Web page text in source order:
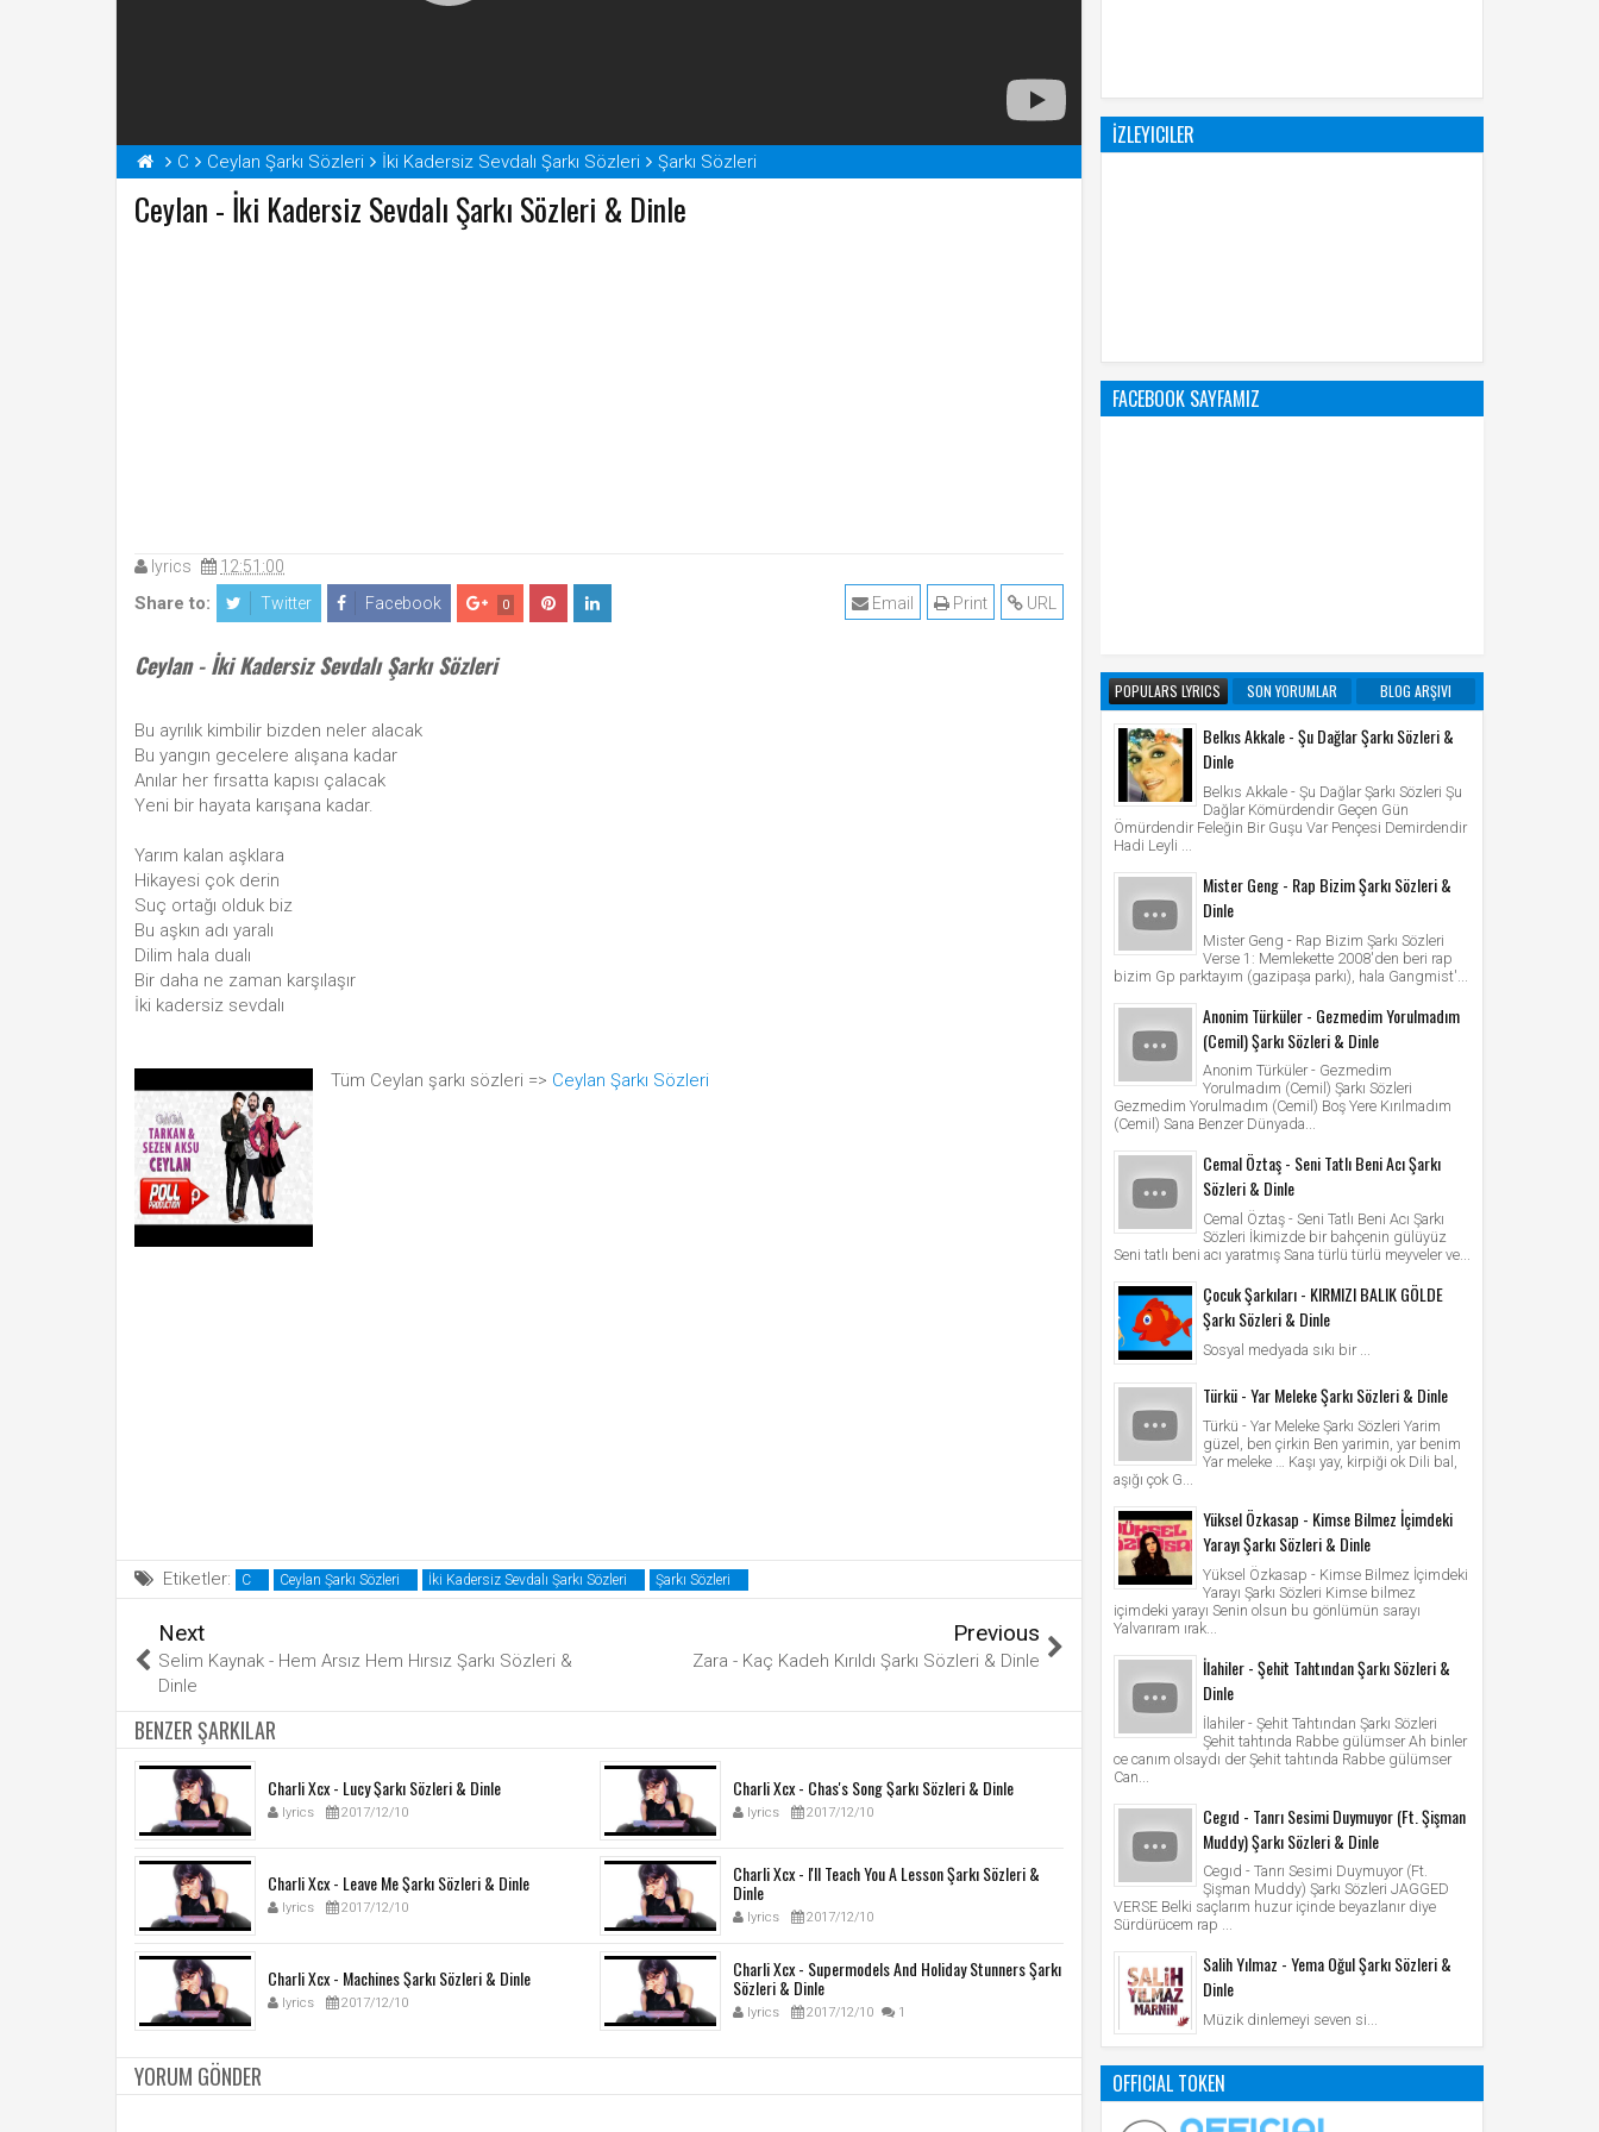
C Ceylan Şarkı Sözleri İki Kadersiz Sevdalı Şarkı Sözleri Şarkı Sözleri
Ceylan - İki Kadersiz Sevdalı Şarkı Sözleri & Dinle
lyrics 12:51:00
Share to: Twitter Facebook 0 URL
Print
Email
Ceylan - İki Kadersiz Sevdalı Şarkı Sözleri
Bu ayrılık kimbilir bizden neler alacak
Bu yangın gecelere alışana kadar
Anılar her fırsatta kapısı çalacak
Yeni bir hayata karışana kadar.
Yarım kalan aşklara
Hikayesi çok derin
Suç ortağı olduk biz
Bu aşkın adı yaralı
Dilim hala dualı
Bir daha ne zaman karşılaşır
İki kadersiz sevdalı
Tüm Ceylan şarkı sözleri => Ceylan Şarkı Sözleri
Etiketler: C Ceylan Şarkı Sözleri İki Kadersiz Sevdalı Şarkı Sözleri Şarkı Sözleri
Next
Selim Kaynak - Hem Arsız Hem Hırsız Şarkı Sözleri &
Dinle
Previous
Zara - Kaç Kadeh Kırıldı Şarkı Sözleri & Dinle
BENZER ŞARKILAR
Charli Xcx - Lucy Şarkı Sözleri & Dinle
lyrics 2017/12/10
Charli Xcx - Chas's Song Şarkı Sözleri & Dinle
lyrics 2017/12/10
Charli Xcx - Leave Me Şarkı Sözleri & Dinle
lyrics 2017/12/10
Charli Xcx - I'll Teach You A Lesson Şarkı Sözleri &
Dinle
lyrics 2017/12/10
Charli Xcx - Machines Şarkı Sözleri & Dinle
lyrics 2017/12/10
Charli Xcx - Supermodels And Holiday Stunners Şarkı
Sözleri & Dinle
lyrics 2017/12/10 1
YORUM GÖNDER
İZLEYICILER
FACEBOOK SAYFAMIZ
POPULARS LYRICS SON YORUMLAR BLOG ARŞIVI
Belkıs Akkale - Şu Dağlar Şarkı Sözleri &
Dinle
Belkıs Akkale - Şu Dağlar Şarkı Sözleri Şu
Dağlar Kömürdendir Geçen Gün
Ömürdendir Feleğin Bir Guşu Var Pençesi Demirdendir
Hadi Leyli ...
Mister Geng - Rap Bizim Şarkı Sözleri &
Dinle
Mister Geng - Rap Bizim Şarkı Sözleri
Verse 1: Memlekette 2008'den beri rap
bizim Gp parktayım (gazipaşa parkı), hala Gangmist'...
Anonim Türküler - Gezmedim Yorulmadım
(Cemil) Şarkı Sözleri & Dinle
Anonim Türküler - Gezmedim
Yorulmadım (Cemil) Şarkı Sözleri
Gezmedim Yorulmadım (Cemil) Boş Yere Kırılmadım
(Cemil) Sana Benzer Dünyada...
Cemal Öztaş - Seni Tatlı Beni Acı Şarkı
Sözleri & Dinle
Cemal Öztaş - Seni Tatlı Beni Acı Şarkı
Sözleri İkimizde bir bahçenin gülüyüz
Seni tatlı beni acı yaratmış Sana türlü türlü meyveler ve...
Çocuk Şarkıları - KIRMIZI BALIK GÖLDE
Şarkı Sözleri & Dinle
Sosyal medyada sıkı bir ...
Türkü - Yar Meleke Şarkı Sözleri & Dinle
Türkü - Yar Meleke Şarkı Sözleri Yarim
güzel, ben çirkin Ben yarimin, yar benim
Yar meleke … Kaşı yay, kirpiği ok Dili bal,
aşığı çok G...
Yüksel Özkasap - Kimse Bilmez İçimdeki
Yarayı Şarkı Sözleri & Dinle
Yüksel Özkasap - Kimse Bilmez İçimdeki
Yarayı Şarkı Sözleri Kimse bilmez
içimdeki yarayı Senin olsun bu gönlümün sarayı
Yalvarıram ırak...
İlahiler - Şehit Tahtından Şarkı Sözleri &
Dinle
İlahiler - Şehit Tahtından Şarkı Sözleri
Şehit tahtında Rabbe gülümser Ah binler
ce canım olsaydı der Şehit tahtında Rabbe gülümser
Can...
Cegıd - Tanrı Sesimi Duymuyor (Ft. Şişman
Muddy) Şarkı Sözleri & Dinle
Cegıd - Tanrı Sesimi Duymuyor (Ft.
Şişman Muddy) Şarkı Sözleri JAGGED
VERSE Belki saçlarım huzur içinde beyazlanır diye
Sürdürücem rap ...
Salih Yılmaz - Yema Oğul Şarkı Sözleri &
Dinle
Müzik dinlemeyi seven si...
OFFICIAL TOKEN